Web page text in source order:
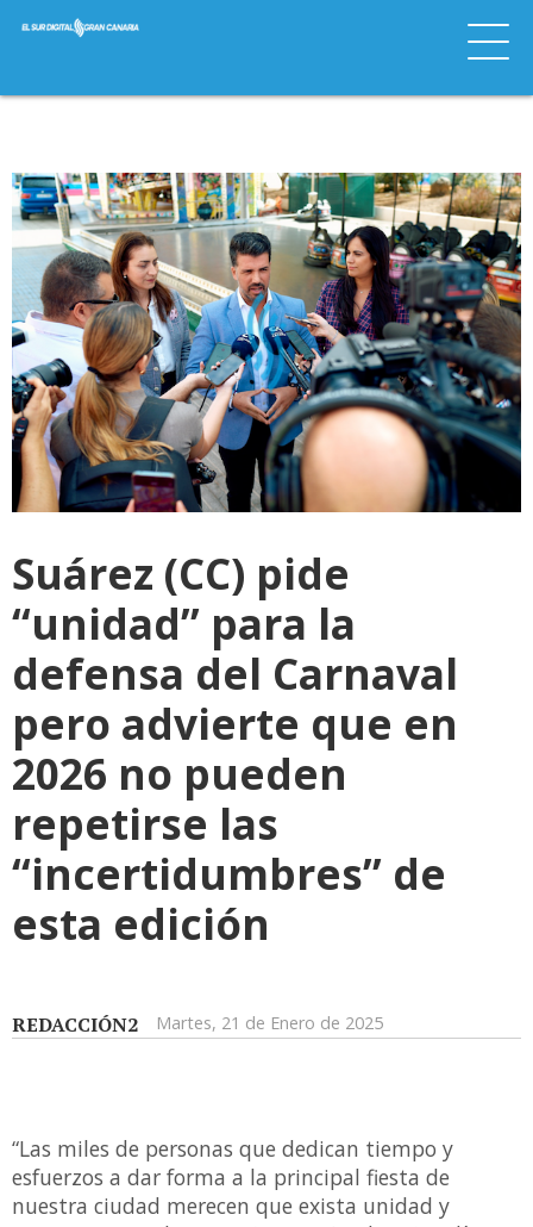
Suárez (CC) pide
“unidad” para la
defensa del Carnaval
pero advierte que en
2026 no pueden
repetirse las
“incertidumbres” de
esta edición
REDACCIÓN2 Martes, 21 de Enero de 2025
“Las miles de personas que dedican tiempo y
esfuerzos a dar forma a la principal fiesta de
nuestra ciudad merecen que exista unidad y